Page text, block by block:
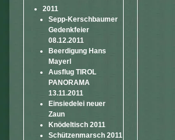
2011
Sepp-Kerschbaumer
Gedenkfeier
08.12.2011
Beerdigung Hans
Mayerl
Ausflug TIROL
PANORAMA
13.11.2011
Einsiedelei neuer
Zaun
Knödeltisch 2011
Schützenmarsch 2011